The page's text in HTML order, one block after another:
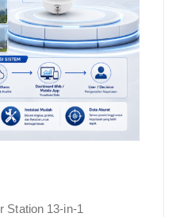
Station 13-in-1